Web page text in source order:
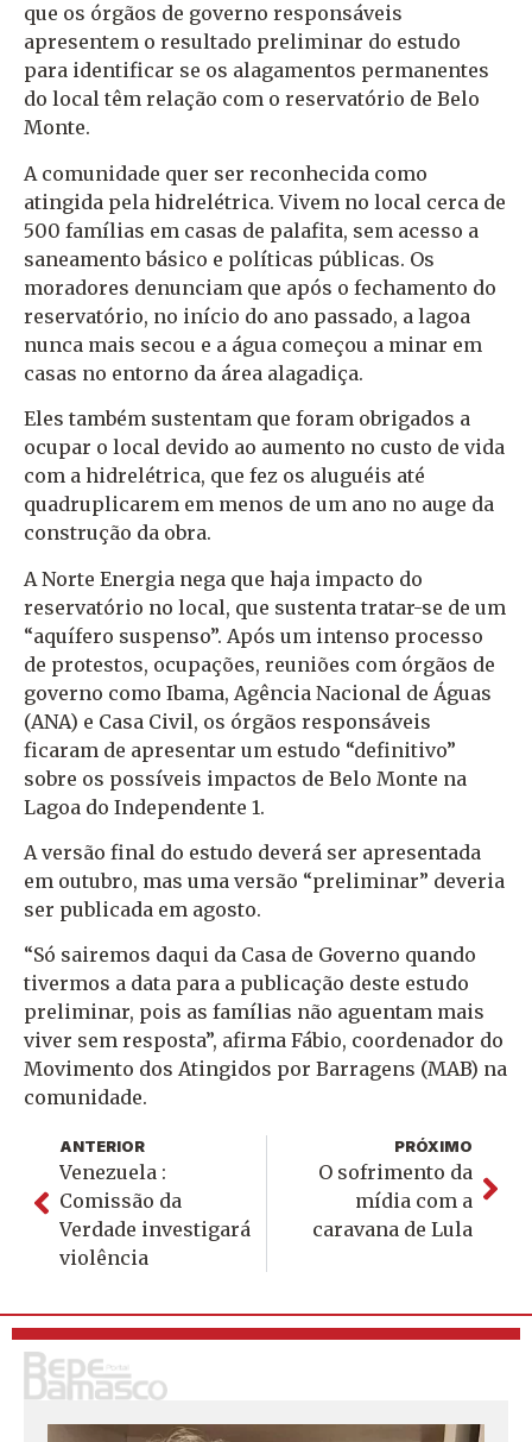
que os órgãos de governo responsáveis
apresentem o resultado preliminar do estudo
para identificar se os alagamentos permanentes
do local têm relação com o reservatório de Belo
Monte.
A comunidade quer ser reconhecida como
atingida pela hidrelétrica. Vivem no local cerca de
500 famílias em casas de palafita, sem acesso a
saneamento básico e políticas públicas. Os
moradores denunciam que após o fechamento do
reservatório, no início do ano passado, a lagoa
nunca mais secou e a água começou a minar em
casas no entorno da área alagadiça.
Eles também sustentam que foram obrigados a
ocupar o local devido ao aumento no custo de vida
com a hidrelétrica, que fez os aluguéis até
quadruplicarem em menos de um ano no auge da
construção da obra.
A Norte Energia nega que haja impacto do
reservatório no local, que sustenta tratar-se de um
“aquífero suspenso”. Após um intenso processo
de protestos, ocupações, reuniões com órgãos de
governo como Ibama, Agência Nacional de Águas
(ANA) e Casa Civil, os órgãos responsáveis
ficaram de apresentar um estudo “definitivo”
sobre os possíveis impactos de Belo Monte na
Lagoa do Independente 1.
A versão final do estudo deverá ser apresentada
em outubro, mas uma versão “preliminar” deveria
ser publicada em agosto.
“Só sairemos daqui da Casa de Governo quando
tivermos a data para a publicação deste estudo
preliminar, pois as famílias não aguentam mais
viver sem resposta”, afirma Fábio, coordenador do
Movimento dos Atingidos por Barragens (MAB) na
comunidade.
ANTERIOR
Venezuela :
Comissão da
Verdade investigará
violência
PRÓXIMO
O sofrimento da
mídia com a
caravana de Lula